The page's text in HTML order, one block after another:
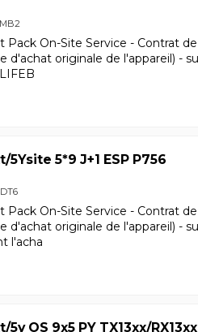
Pack On-Site Service - Contrat
d'achat originale de l'appareil) -
5Ysite 5*9 J+1 ESP P756
Pack On-Site Service - Contrat
d'achat originale de l'appareil) -
l'acha
OS 9x5 PY TX13xx/RX13xx